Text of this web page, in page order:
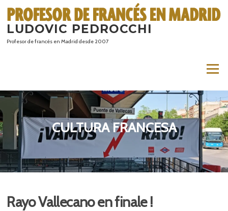
contenido
LUDOVIC PEDROCCHI
Profesor de francés en Madrid desde 2007
Menú
CULTURA FRANCESA
Rayo Vallecano en finale !